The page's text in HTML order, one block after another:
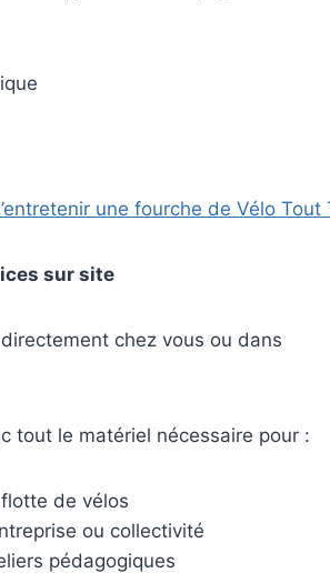
sur site
directement chez vous ou dans
tout le matériel nécessaire pour :
de vélos
ou collectivité
pédagogiques